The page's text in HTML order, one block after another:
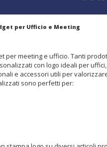
per Ufficio e Meeting
per meeting e ufficio. Tanti
con logo ideali per
e accessori utili per
sono perfetti per: